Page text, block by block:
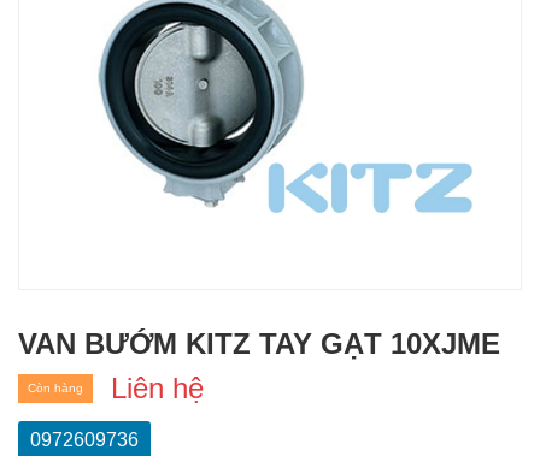
VAN BƯỚM KITZ TAY GẠT 10XJME
Liên hệ
Còn hàng
0972609736